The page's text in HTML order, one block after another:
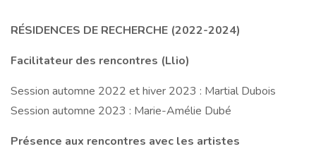
RÉSIDENCES DE RECHERCHE (2022-2024)
Facilitateur des rencontres (Llio)
Session automne 2022 et hiver 2023 : Martial Dubois
Session automne 2023 : Marie-Amélie Dubé
Présence aux rencontres avec les artistes